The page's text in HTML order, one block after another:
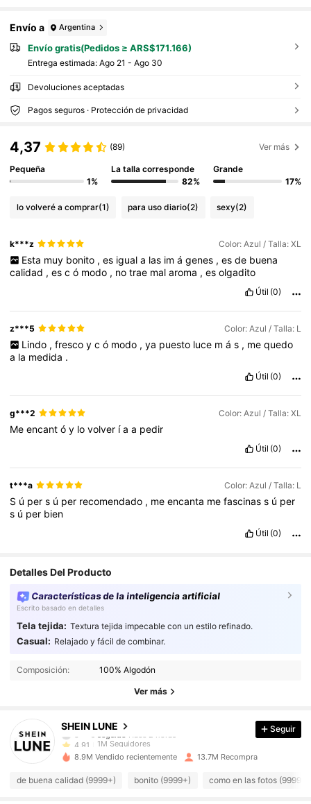
Envío a Argentina
Envío gratis(Pedidos ≥ ARS$171.166)
Entrega estimada: Ago 21 - Ago 30
Devoluciones aceptadas
Pagos seguros · Protección de privacidad
4,37 (89) Ver más
Pequeña
1%
La talla corresponde
82%
Grande
17%
lo volveré a comprar(1) para uso diario(2) sexy(2)
k***z Color: Azul / Talla: XL
Esta muy bonito , es igual a las im á genes , es de buena
calidad ,escó modo , notrae malaroma ,esolgadito
Útil (0)
z***5 Color: Azul / Talla: L
Lindo , fresco y c ó modo , ya puesto luce m á s , me quedo
a la medida .
Útil (0)
g***2 Color: Azul / Talla: XL
Meencantóy lovolver íaa pedir
Útil (0)
t***a Color: Azul / Talla: L
S ú pers ú per recomendado , meencanta mefascinass ú per
s ú per bien
Útil (0)
Detalles Del Producto
Características de la inteligencia artificial
Escrito basado en detalles
Tela tejida: Textura tejida impecable con un estilo refinado.
Casual: Relajado y fácil de combinar.
Composición: 100% Algodón
Ver más
SHEIN LUNE
4,91 1M Seguidores
1M Seguidores
4,91 1M Seguidores
Seguir
8.9M Vendido recientemente 13.7M Recompra
de buena calidad (9999+) bonito (9999+) como en las fotos (9999+)